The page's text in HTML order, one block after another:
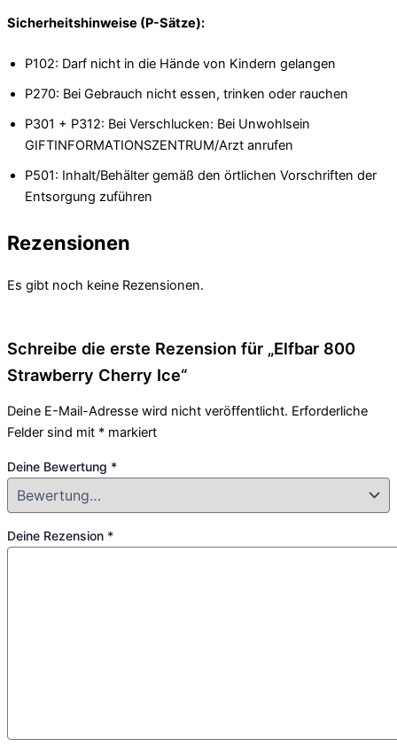
Sicherheitshinweise (P-Sätze):
P102: Darf nicht in die Hände von Kindern gelangen
P270: Bei Gebrauch nicht essen, trinken oder rauchen
P301 + P312: Bei Verschlucken: Bei Unwohlsein
GIFTINFORMATIONSZENTRUM/Arzt anrufen
P501: Inhalt/Behälter gemäß den örtlichen Vorschriften der
Entsorgung zuführen
Rezensionen
Es gibt noch keine Rezensionen.
Schreibe die erste Rezension für „Elfbar 800
Strawberry Cherry Ice“
Deine E-Mail-Adresse wird nicht veröffentlicht. Erforderliche
Felder sind mit * markiert
Deine Bewertung *
Deine Rezension *